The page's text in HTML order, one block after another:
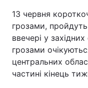
13 червня
грозами, пройдуть
ввечері у
грозами
центральних
частині кінець